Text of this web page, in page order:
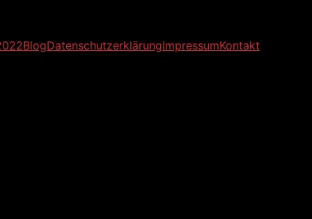
BlogDatenschutzerklärungImpressumKontakt